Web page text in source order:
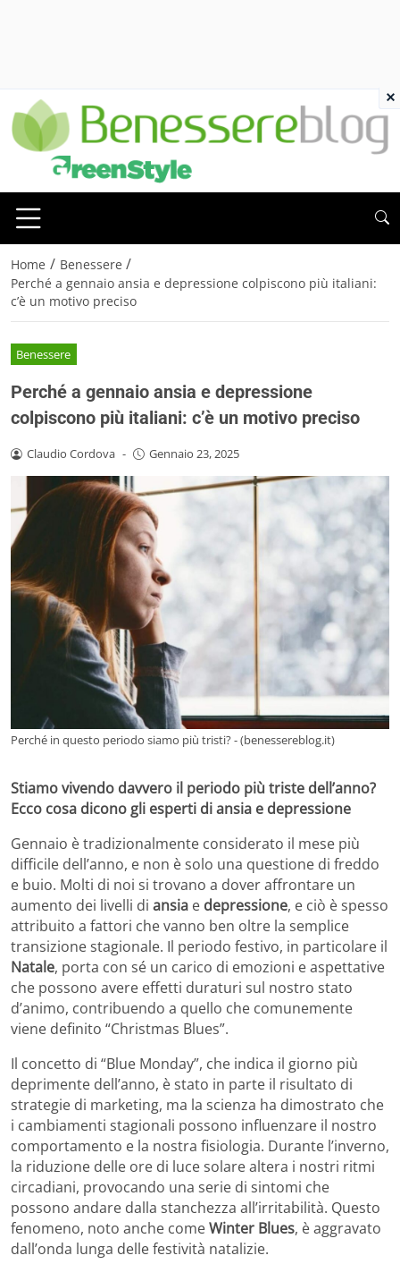
Home / Benessere /
Perché a gennaio ansia e depressione colpiscono più italiani:
c’è un motivo preciso
Benessere
Perché a gennaio ansia e depressione
colpiscono più italiani: c’è un motivo preciso
Claudio Cordova - Gennaio 23, 2025
Perché in questo periodo siamo più tristi? - (benessereblog.it)
Stiamo vivendo davvero il periodo più triste dell’anno?
Ecco cosa dicono gli esperti di ansia e depressione
Gennaio è tradizionalmente considerato il mese più
difficile dell’anno, e non è solo una questione di freddo
e buio. Molti di noi si trovano a dover affrontare un
aumento dei livelli di ansia e depressione, e ciò è spesso
attribuito a fattori che vanno ben oltre la semplice
transizione stagionale. Il periodo festivo, in particolare il
Natale, porta con sé un carico di emozioni e aspettative
che possono avere effetti duraturi sul nostro stato
d’animo, contribuendo a quello che comunemente
viene definito “Christmas Blues”.
Il concetto di “Blue Monday”, che indica il giorno più
deprimente dell’anno, è stato in parte il risultato di
strategie di marketing, ma la scienza ha dimostrato che
i cambiamenti stagionali possono influenzare il nostro
comportamento e la nostra fisiologia. Durante l’inverno,
la riduzione delle ore di luce solare altera i nostri ritmi
circadiani, provocando una serie di sintomi che
possono andare dalla stanchezza all’irritabilità. Questo
fenomeno, noto anche comeWinter Blues, è aggravato
dall’onda lunga delle festività natalizie.
×